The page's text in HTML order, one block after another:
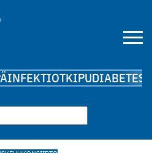
INFEKTIOTKIPUDIABETES